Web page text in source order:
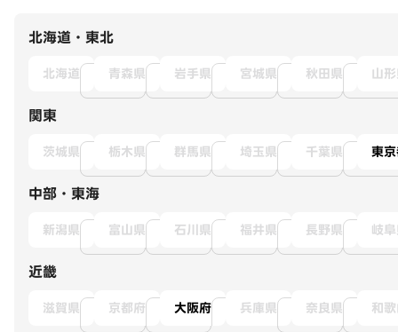
北海道・東北
北海道 青森県 岩手県 宮城県 秋田県 山
関東
茨城県 栃木県 群馬県 埼玉県 千葉県 東
中部・東海
新潟県 富山県 石川県 福井県 長野県 岐
近畿
滋賀県 京都府 大阪府 兵庫県 奈良県 和